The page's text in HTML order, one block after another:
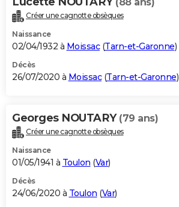
Créer une cagnotte obsèques
Naissance
02/04/1932 à Moissac(Tarn-et-Garonne)
Décès
26/07/2020 à Moissac(Tarn-et-Garonne)
Georges NOUTARY (79 ans)
Créer une cagnotte obsèques
Naissance
01/05/1941 à Toulon (Var)
Décès
24/06/2020 à Toulon (Var)